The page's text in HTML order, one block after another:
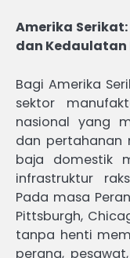
Amerika
dan Kedaulatan
Bagi Amerika
sektor
nasional yang
dan pertahanan
baja domestik
infrastruktur
Pada masa
Pittsburgh,
tanpa henti
perang,